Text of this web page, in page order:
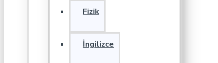
Fizik
İngilizce